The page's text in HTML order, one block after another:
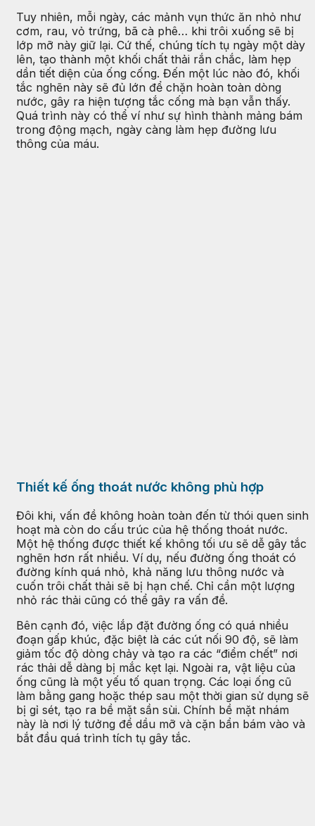
Tuy nhiên, mỗi ngày, các mảnh vụn thức ăn nhỏ như
cơm, rau, vỏ trứng, bã cà phê… khi trôi xuống sẽ bị
lớp mỡ này giữ lại. Cứ thế, chúng tích tụ ngày một dày
lên, tạo thành một khối chất thải rắn chắc, làm hẹp
dần tiết diện của ống cống. Đến một lúc nào đó, khối
tắc nghẽn này sẽ đủ lớn để chặn hoàn toàn dòng
nước, gây ra hiện tượng tắc cống mà bạn vẫn thấy.
Quá trình này có thể ví như sự hình thành mảng bám
trong động mạch, ngày càng làm hẹp đường lưu
thông của máu.
Thiết kế ống thoát nước không phù hợp
Đôi khi, vấn đề không hoàn toàn đến từ thói quen sinh
hoạt mà còn do cấu trúc của hệ thống thoát nước.
Một hệ thống được thiết kế không tối ưu sẽ dễ gây tắc
nghẽn hơn rất nhiều. Ví dụ, nếu đường ống thoát có
đường kính quá nhỏ, khả năng lưu thông nước và
cuốn trôi chất thải sẽ bị hạn chế. Chỉ cần một lượng
nhỏ rác thải cũng có thể gây ra vấn đề.
Bên cạnh đó, việc lắp đặt đường ống có quá nhiều
đoạn gấp khúc, đặc biệt là các cút nối 90 độ, sẽ làm
giảm tốc độ dòng chảy và tạo ra các “điểm chết” nơi
rác thải dễ dàng bị mắc kẹt lại. Ngoài ra, vật liệu của
ống cũng là một yếu tố quan trọng. Các loại ống cũ
làm bằng gang hoặc thép sau một thời gian sử dụng sẽ
bị gỉ sét, tạo ra bề mặt sần sùi. Chính bề mặt nhám
này là nơi lý tưởng để dầu mỡ và cặn bẩn bám vào và
bắt đầu quá trình tích tụ gây tắc.